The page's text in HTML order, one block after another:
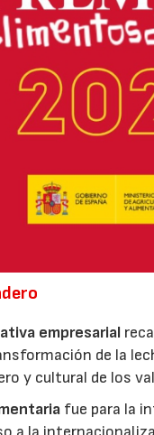
empresarial
de la
y cultural de los
fue para la